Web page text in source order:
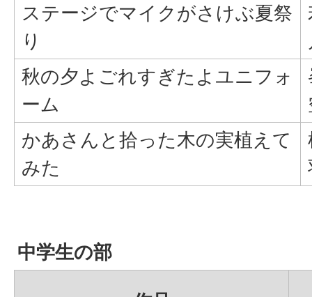
ステージでマイクがさけぶ夏祭
り
秋の夕よごれすぎたよユニフォ
ーム
かあさんと拾った木の実植えて
みた
中学生の部